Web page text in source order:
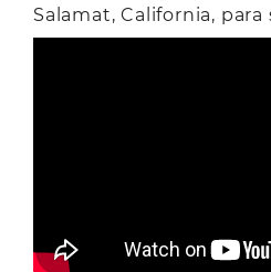
Salamat, California, para